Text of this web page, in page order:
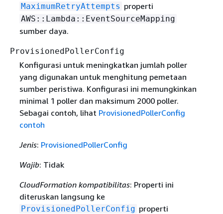
MaximumRetryAttempts properti
AWS::Lambda::EventSourceMapping
sumber daya.
ProvisionedPollerConfig
Konfigurasi untuk meningkatkan jumlah poller
yang digunakan untuk menghitung pemetaan
sumber peristiwa. Konfigurasi ini memungkinkan
minimal 1 poller dan maksimum 2000 poller.
Sebagai contoh, lihat ProvisionedPollerConfig
contoh
Jenis: ProvisionedPollerConfig
Wajib: Tidak
CloudFormation kompatibilitas: Properti ini
diteruskan langsung ke
ProvisionedPollerConfig properti